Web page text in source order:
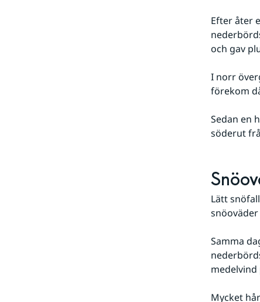
Efter åter
och gav
I norr
förekom
Sedan en
söderut
Lätt
Samma
medelvind
Mycket